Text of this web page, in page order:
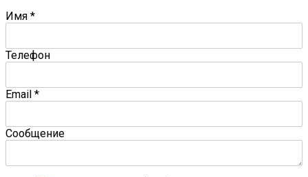
Имя *
Телефон
Email *
Сообщение